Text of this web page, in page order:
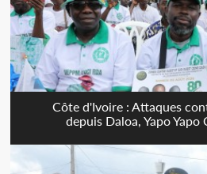
Côte d'Ivoire : Attaques
depuis Daloa, Yapo Yapo